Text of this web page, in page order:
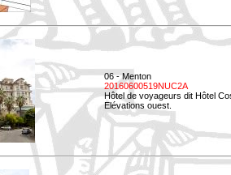
06 - Menton
20160600519NUC2A
Hôtel de voyageurs dit Hôtel
Elévations ouest.